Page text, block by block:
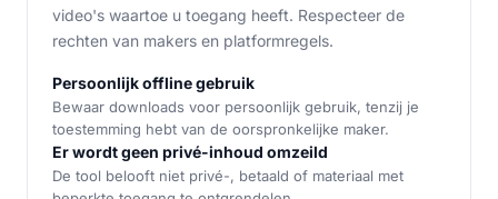
video's waartoe u toegang heeft. Respecteer de
rechten van makers en platformregels.
Persoonlijk offline gebruik
Bewaar downloads voor persoonlijk gebruik, tenzij je
toestemming hebt van de oorspronkelijke maker.
Er wordt geen privé-inhoud omzeild
De tool belooft niet privé-, betaald of materiaal met